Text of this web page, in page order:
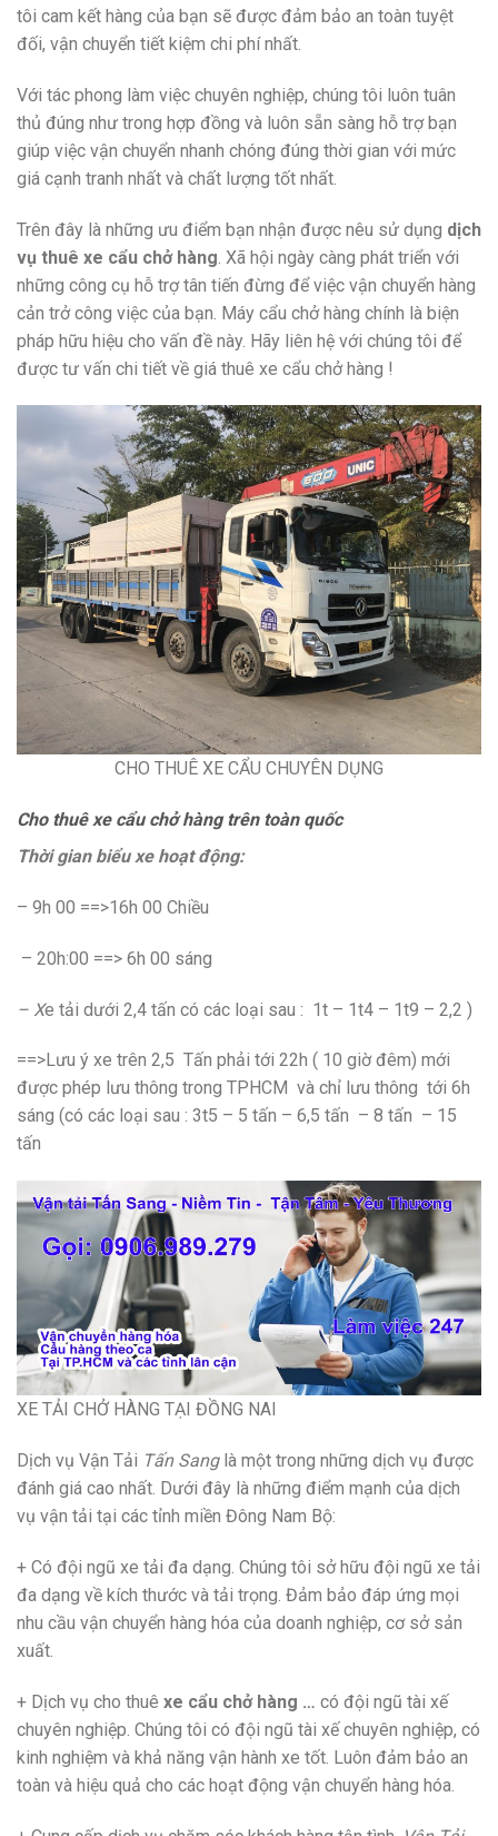
tôi cam kết hàng của bạn sẽ được đảm bảo an toàn tuyệt
đối, vận chuyển tiết kiệm chi phí nhất.
Với tác phong làm việc chuyên nghiệp, chúng tôi luôn tuân
thủ đúng như trong hợp đồng và luôn sẵn sàng hỗ trợ bạn
giúp việc vận chuyển nhanh chóng đúng thời gian với mức
giá cạnh tranh nhất và chất lượng tốt nhất.
Trên đây là những ưu điểm bạn nhận được nêu sử dụng dịch
vụ thuê xe cẩu chở hàng . Xã hội ngày càng phát triển với
những công cụ hỗ trợ tân tiến đừng để việc vận chuyển hàng
cản trở công việc của bạn. Máy cẩu chở hàng chính là biện
pháp hữu hiệu cho vấn đề này. Hãy liên hệ với chúng tôi để
được tư vấn chi tiết về giá thuê xe cẩu chở hàng !
CHO THUÊ XE CẨU CHUYÊN DỤNG
Cho thuê xe cẩu chở hàng trên toàn quốc
Thời gian biểu xe hoạt động:
– 9h 00 ==>16h 00 Chiều
– 20h:00 ==> 6h 00 sáng
– Xe tải dưới 2,4 tấn có các loại sau : 1t – 1t4 – 1t9 – 2,2 )
==>Lưu ý xe trên 2,5 Tấn phải tới 22h ( 10 giờ đêm) mới
được phép lưu thông trong TPHCM và chỉ lưu thông tới 6h
sáng (có các loại sau : 3t5 – 5 tấn – 6,5 tấn – 8 tấn – 15
tấn
XE TẢI CHỞ HÀNG TẠI ĐỒNG NAI
Dịch vụ Vận Tải Tấn Sanglà một trong những dịch vụ được
đánh giá cao nhất. Dưới đây là những điểm mạnh của dịch
vụ vận tải tại các tỉnh miền Đông Nam Bộ:
+ Có đội ngũ xe tải đa dạng. Chúng tôi sở hữu đội ngũ xe tải
đa dạng về kích thước và tải trọng. Đảm bảo đáp ứng mọi
nhu cầu vận chuyển hàng hóa của doanh nghiệp, cơ sở sản
xuất.
+ Dịch vụ cho thuê xe cẩu chở hàng … có đội ngũ tài xế
chuyên nghiệp. Chúng tôi có đội ngũ tài xế chuyên nghiệp, có
kinh nghiệm và khả năng vận hành xe tốt. Luôn đảm bảo an
toàn và hiệu quả cho các hoạt động vận chuyển hàng hóa.